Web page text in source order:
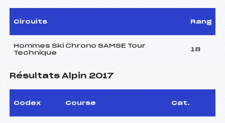
Circuits Rang
Hommes Ski Chrono SAMSE Tour
Technique
18
Résultats Alpin 2017
Codex Course Cat.